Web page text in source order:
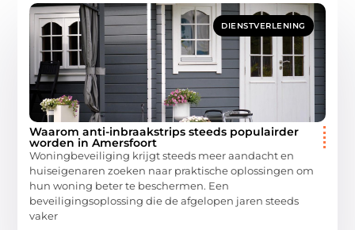
DIENSTVERLENING
Waarom anti-inbraakstrips steeds populairder
worden in Amersfoort
Woningbeveiliging krijgt steeds meer aandacht en
huiseigenaren zoeken naar praktische oplossingen om
hun woning beter te beschermen. Een
beveiligingsoplossing die de afgelopen jaren steeds
vaker